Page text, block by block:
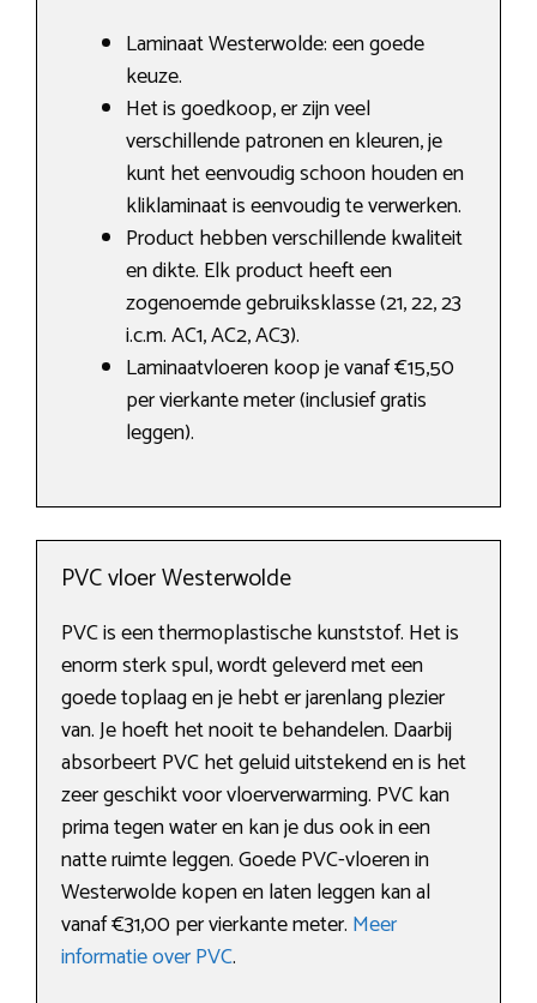
Laminaat Westerwolde: een goede
keuze.
Het is goedkoop, er zijn veel
verschillende patronen en kleuren, je
kunt het eenvoudig schoon houden en
kliklaminaat is eenvoudig te verwerken.
Product hebben verschillende kwaliteit
en dikte. Elk product heeft een
zogenoemde gebruiksklasse (21, 22, 23
i.c.m. AC1, AC2, AC3).
Laminaatvloeren koop je vanaf €15,50
per vierkante meter (inclusief gratis
leggen).
PVC vloer Westerwolde
PVC is een thermoplastische kunststof. Het is
enorm sterk spul, wordt geleverd met een
goede toplaag en je hebt er jarenlang plezier
van. Je hoeft het nooit te behandelen. Daarbij
absorbeert PVC het geluid uitstekend en is het
zeer geschikt voor vloerverwarming. PVC kan
prima tegen water en kan je dus ook in een
natte ruimte leggen. Goede PVC-vloeren in
Westerwolde kopen en laten leggen kan al
vanaf €31,00 per vierkante meter. Meer
informatie over PVC.